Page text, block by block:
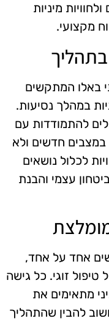
מיניות
מקצועי.
באלו המתקשים
במהלך נסיעות.
להתמודדות עם
במצבים חדשים ולא
לכלול נושאים
עצמי והבנת
אחד על אחד,
טיפול זוגי. כל גישה
מתאימים את
להבין שהתהליך